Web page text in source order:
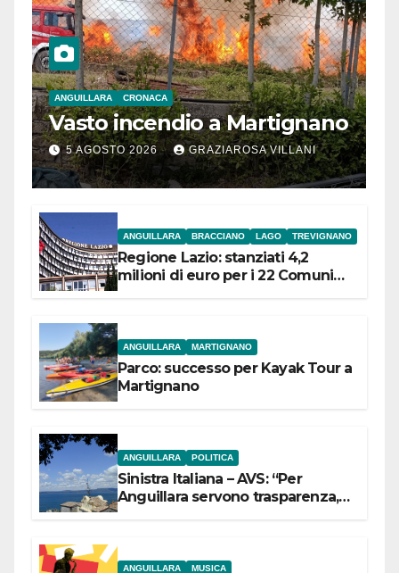
ANGUILLARA CRONACA
Vasto incendio a Martignano
5 AGOSTO 2026 GRAZIAROSA VILLANI
ANGUILLARA BRACCIANO LAGO TREVIGNANO
Regione Lazio: stanziati 4,2
milioni di euro per i 22 Comuni
ANGUILLARA MARTIGNANO
Parco: successo per Kayak Tour a
Martignano
ANGUILLARA POLITICA
Sinistra Italiana – AVS: “Per
Anguillara servono trasparenza,
ANGUILLARA MUSICA